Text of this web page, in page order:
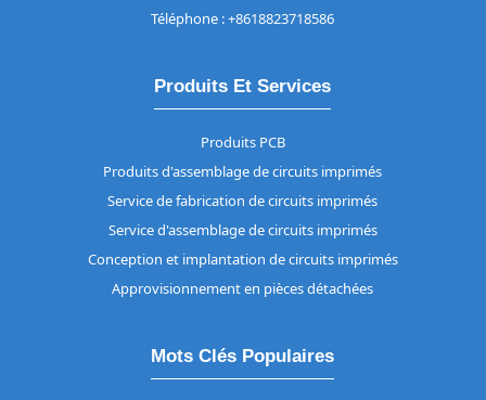
Téléphone : +8618823718586
Produits Et Services
Produits PCB
Produits d'assemblage de circuits imprimés
Service de fabrication de circuits imprimés
Service d'assemblage de circuits imprimés
Conception et implantation de circuits imprimés
Approvisionnement en pièces détachées
Mots Clés Populaires